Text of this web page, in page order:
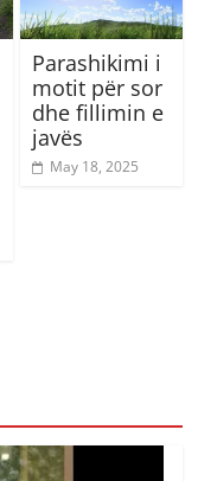
Parashikimi i
motit për sor
dhe fillimin e
javës
May 18, 2025